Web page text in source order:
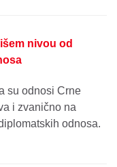
nivou od
su odnosi Crne
i zvanično na
odnosa.